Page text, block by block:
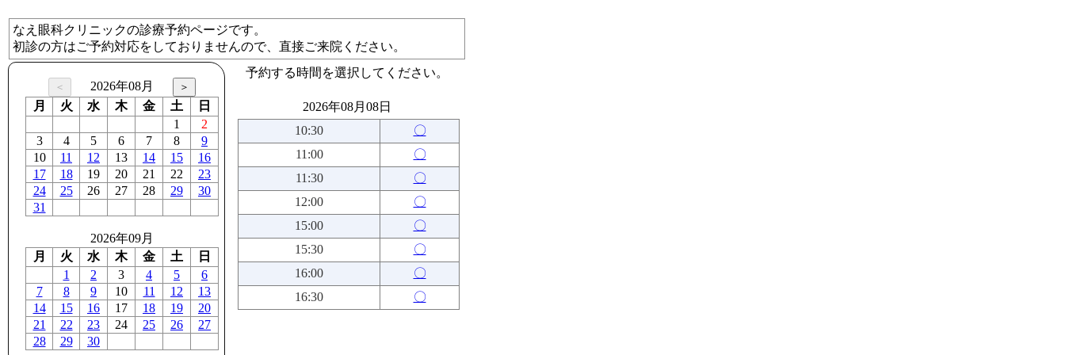
なえ眼科クリニックの診療予約ページです。
初診の方はご予約対応をしておりませんので、直接ご来院ください。
2026年08月
月
火 水 木 金 土
日
1
2
3
4 5 6 7 8
9
10
11 12 13 14 15
16
17
18 19 20 21 22
23
24
25 26 27 28 29
30
31
2026年09月
月
火 水 木 金 土
日
1
2 3 4 5
6
7
8 9 10 11 12
13
14
15 16 17 18 19
20
21
22 23 24 25 26
27
28
29 30
予約する時間を選択してください。
2026年08月08日
10:30
〇
11:00
〇
11:30
〇
12:00
〇
15:00
〇
15:30
〇
16:00
〇
16:30
〇